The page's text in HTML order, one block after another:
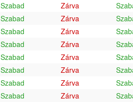
Szabad Zárva
Szabad Zárva
Szabad Zárva
Szabad Zárva
Szabad Zárva
Szabad Zárva
Szabad Zárva
Szabad Zárva